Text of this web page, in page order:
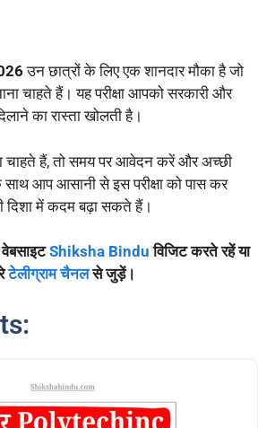
उन छात्रों के लिए एक शानदार मौका है जो
चाहते हैं। यह परीक्षा आपको सरकारी और
का रास्ता खोलती है।
चाहते हैं, तो समय पर आवेदन करें और अच्छी
साथ आप आसानी से इस परीक्षा को पास कर
में कदम बढ़ा सकते हैं।
Shiksha Bindu विजिट करते रहें या
टेलीग्राम चैनल से जुड़ें।